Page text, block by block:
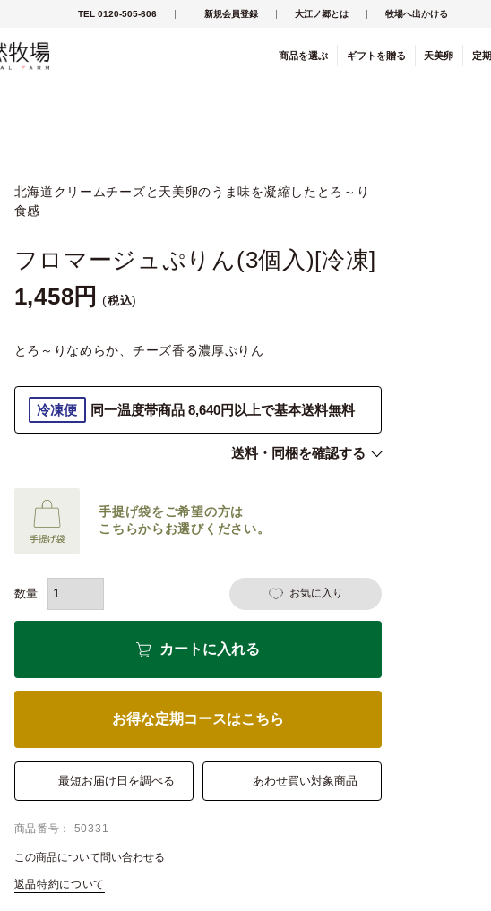
TEL 0120-505-606 新規会員登録 大江ノ郷とは 牧場へ出かける
商品を選ぶ ギフト を贈る 天美卵 定
北海道クリームチーズと天美卵のうま味を凝縮したとろ～り
食感
フロマージュぷりん(3個入)[冷凍]
1,458
税込
とろ～りなめらか、チーズ香る濃厚ぷりん
冷凍便 同一温度帯商品 8,640円以上で基本送料無料
送料・同梱を確認する
手提げ袋をご希望の方は
こちらからお選びください。
お気に入り
カートに入れる
お得な定期コースはこちら
最短お届け日を調べる あわせ買い対象商品
商品番号 50331
この商品について問い合わせる
返品特約について